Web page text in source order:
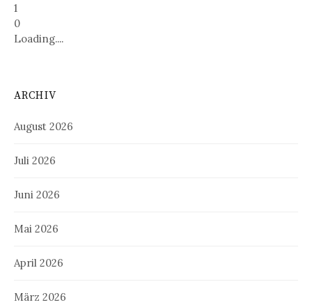
1
0
Loading....
ARCHIV
August 2026
Juli 2026
Juni 2026
Mai 2026
April 2026
März 2026